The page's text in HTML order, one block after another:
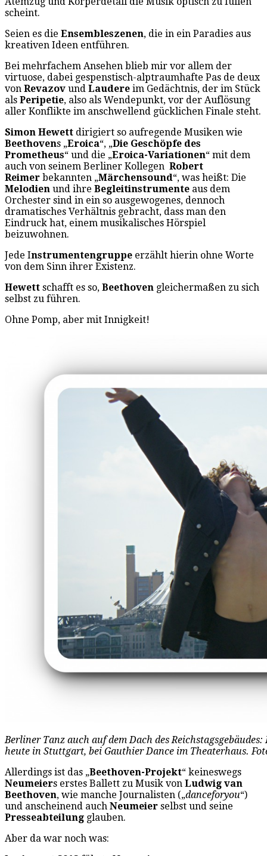
scheint.
Seien es die Ensembleszenen, die in ein Paradies aus
kreativen Ideen entführen.
Bei mehrfachem Ansehen blieb mir vor allem der
virtuose, dabei gespenstisch-alptraumhafte Pas de deux
von Revazov und Laudere im Gedächtnis, der im Stück
als Peripetie, also als Wendepunkt, vor der Auflösung
aller Konflikte im anschwellend gücklichen Finale steht.
Simon Hewett dirigiert so aufregende Musiken wie
Beethovens „Eroica“, „Die Geschöpfe des
Prometheus“ und die „Eroica-Variationen“ mit dem
auch von seinem Berliner Kollegen Robert
Reimer bekannten „Märchensound“, was heißt: Die
Melodien und ihre Begleitinstrumente aus dem
Orchester sind in ein so ausgewogenes, dennoch
dramatisches Verhältnis gebracht, dass man den
Eindruck hat, einem musikalisches Hörspiel
beizuwohnen.
Jede Instrumentengruppe erzählt hierin ohne Worte
von dem Sinn ihrer Existenz.
Hewett schafft es so, Beethoven gleichermaßen zu sich
selbst zu führen.
Ohne Pomp, aber mit Innigkeit!
Berliner Tanz auch auf dem Dach des
heute in Stuttgart, bei Gauthier Dance im Theaterhaus.
Allerdings ist das „Beethoven-Projekt“ keineswegs
Neumeiers erstes Ballett zu Musik von Ludwig van
Beethoven, wie manche Journalisten („danceforyou“)
und anscheinend auch Neumeier selbst und seine
Presseabteilung glauben.
Aber da war noch was: